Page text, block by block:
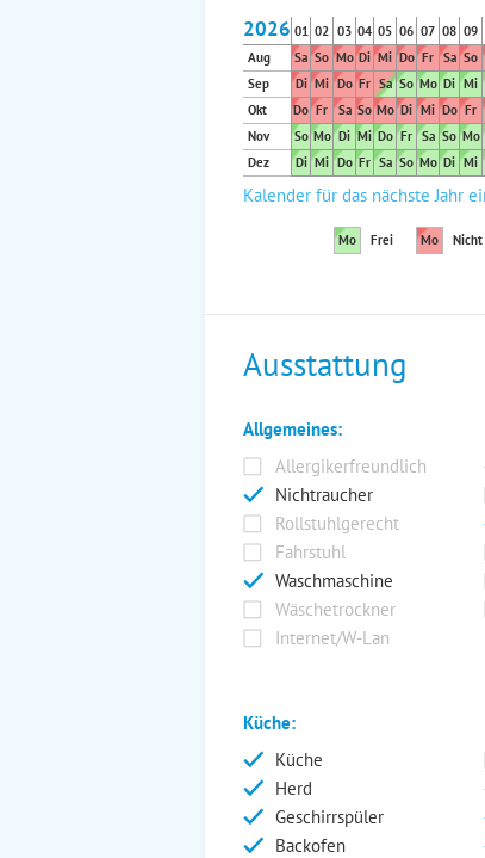
2026 01 02 03 04 05 06 07 08 09
Aug
Sa So Mo Di Mi Do Fr Sa So
Sep
Di Mi Do Fr Sa So Mo Di Mi
Okt
Do Fr Sa So Mo Di Mi Do Fr
Nov
So Mo Di Mi Do Fr Sa So Mo
Dez
Di Mi Do Fr Sa So Mo Di Mi
Kalender für das nächste Jahr
Mo Frei Mo
Ausstattung
Allgemeines:
Allergikerfreundlich
Nichtraucher
Rollstuhlgerecht
Fahrstuhl
Waschmaschine
Wäschetrockner
Internet/W-Lan
Küche:
Küche
Herd
Geschirrspüler
Backofen